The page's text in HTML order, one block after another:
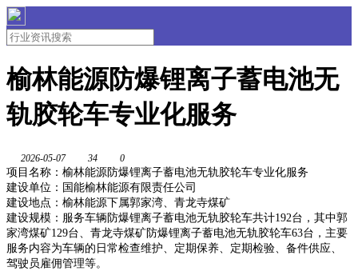
榆林能源防爆锂离子蓄电池无
轨胶轮车专业化服务
2026-05-07 34 0
项目名称：榆林能源防爆锂离子蓄电池无轨胶轮车专业化服务
建设单位：国能榆林能源有限责任公司
建设地点：榆林能源下属郭家湾、青龙寺煤矿
建设规模：服务车辆防爆锂离子蓄电池无轨胶轮车共计192台，其中郭
家湾煤矿129台、青龙寺煤矿防爆锂离子蓄电池无轨胶轮车63台，主要
服务内容为车辆的日常检查维护、定期保养、定期检验、备件供应、
驾驶员雇佣管理等。